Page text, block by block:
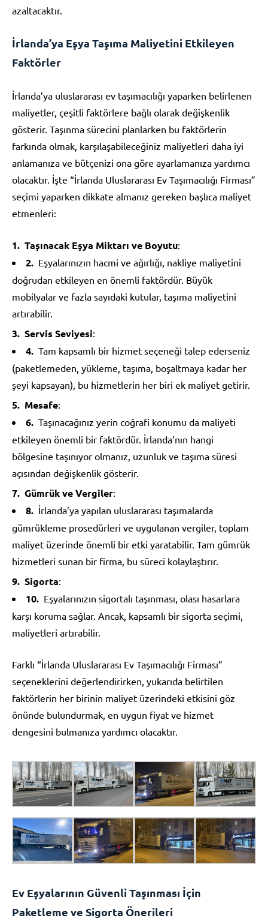
azaltacaktır.
İrlanda’ya Eşya Taşıma Maliyetini Etkileyen
Faktörler
İrlanda’ya uluslararası ev taşımacılığı yaparken belirlenen
maliyetler, çeşitli faktörlere bağlı olarak değişkenlik
gösterir. Taşınma sürecini planlarken bu faktörlerin
farkında olmak, karşılaşabileceğiniz maliyetleri daha iyi
anlamanıza ve bütçenizi ona göre ayarlamanıza yardımcı
olacaktır. İşte “İrlanda Uluslararası Ev Taşımacılığı Firması”
seçimi yaparken dikkate almanız gereken başlıca maliyet
etmenleri:
Taşınacak Eşya Miktarı ve Boyutu:
Eşyalarınızın hacmi ve ağırlığı, nakliye maliyetini
doğrudan etkileyen en önemli faktördür. Büyük
mobilyalar ve fazla sayıdaki kutular, taşıma maliyetini
artırabilir.
Servis Seviyesi:
Tam kapsamlı bir hizmet seçeneği talep ederseniz
(paketlemeden, yükleme, taşıma, boşaltmaya kadar her
şeyi kapsayan), bu hizmetlerin her biri ek maliyet getirir.
Mesafe:
Taşınacağınız yerin coğrafi konumu da maliyeti
etkileyen önemli bir faktördür. İrlanda’nın hangi
bölgesine taşınıyor olmanız, uzunluk ve taşıma süresi
açısından değişkenlik gösterir.
Gümrük ve Vergiler:
İrlanda’ya yapılan uluslararası taşımalarda
gümrükleme prosedürleri ve uygulanan vergiler, toplam
maliyet üzerinde önemli bir etki yaratabilir. Tam gümrük
hizmetleri sunan bir firma, bu süreci kolaylaştırır.
Sigorta:
Eşyalarınızın sigortalı taşınması, olası hasarlara
karşı koruma sağlar. Ancak, kapsamlı bir sigorta seçimi,
maliyetleri artırabilir.
Farklı “İrlanda Uluslararası Ev Taşımacılığı Firması”
seçeneklerini değerlendirirken, yukarıda belirtilen
faktörlerin her birinin maliyet üzerindeki etkisini göz
önünde bulundurmak, en uygun fiyat ve hizmet
dengesini bulmanıza yardımcı olacaktır.
Ev Eşyalarının Güvenli Taşınması İçin
Paketleme ve Sigorta Önerileri